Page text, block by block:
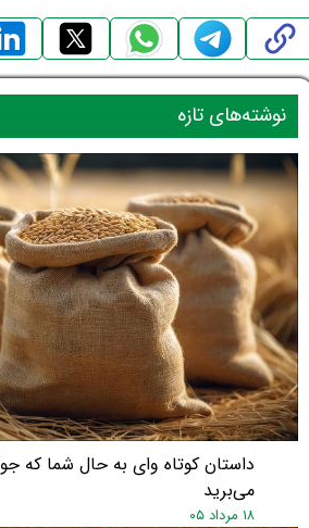
داستان کوتاه وای به حال شما که
می‌برید
۱۸ مرداد ۰۵
نوشته‌های تازه